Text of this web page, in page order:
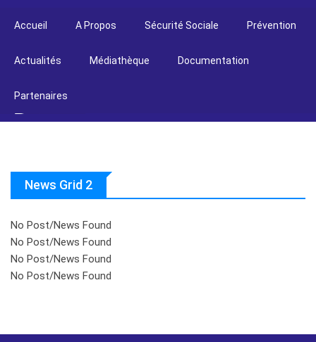
Accueil A Propos Sécurité Sociale Prévention
Actualités Médiathèque Documentation
Partenaires
News Grid 2
No Post/News Found
No Post/News Found
No Post/News Found
No Post/News Found